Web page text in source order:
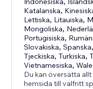
Katalanska,
Lettiska, Litauiska,
Mongoliska,
Portugisiska,
Slovakiska,Spanska
Tjeckiska,Turkiska,
Vietnamesiska,
Du kan översätta
hemsida till valfritt